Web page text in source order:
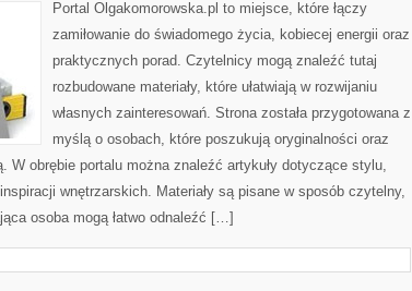
Portal Olgakomorowska.pl to miejsce, które łączy
zamiłowanie do świadomego życia, kobiecej energii oraz
praktycznych porad. Czytelnicy mogą znaleźć tutaj
rozbudowane materiały, które ułatwiają w rozwijaniu
własnych zainteresowań. Strona została przygotowana z
myślą o osobach, które poszukują oryginalności oraz
W obrębie portalu można znaleźć artykuły dotyczące stylu,
wnętrzarskich. Materiały są pisane w sposób czytelny,
osoba mogą łatwo odnaleźć […]